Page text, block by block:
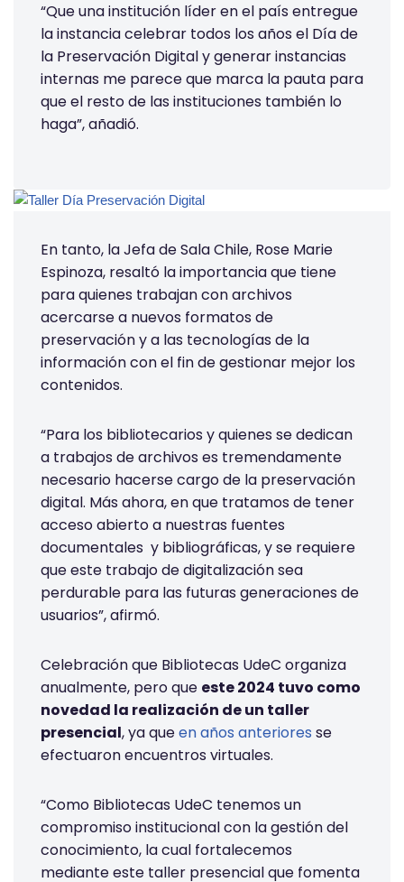
“Que una institución líder en el país entregue
la instancia celebrar todos los años el Día de
la Preservación Digital y generar instancias
internas me parece que marca la pauta para
que el resto de las instituciones también lo
haga”, añadió.
En tanto, la Jefa de Sala Chile, Rose Marie
Espinoza, resaltó la importancia que tiene
para quienes trabajan con archivos
acercarse a nuevos formatos de
preservación y a las tecnologías de la
información con el fin de gestionar mejor los
contenidos.
“Para los bibliotecarios y quienes se dedican
a trabajos de archivos es tremendamente
necesario hacerse cargo de la preservación
digital. Más ahora, en que tratamos de tener
acceso abierto a nuestras fuentes
documentales y bibliográficas, y se requiere
que este trabajo de digitalización sea
perdurable para las futuras generaciones de
usuarios”, afirmó.
Celebración que Bibliotecas UdeC organiza
anualmente, pero que este 2024 tuvo como
novedad la realización de un taller
presencial, ya queen años anteriores se
efectuaron encuentros virtuales.
“Como Bibliotecas UdeC tenemos un
compromiso institucional con la gestión del
conocimiento, la cual fortalecemos
mediante este taller presencial que fomenta